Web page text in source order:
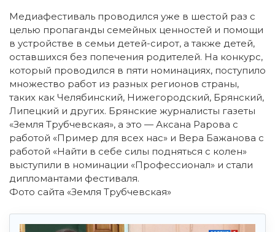
Медиафестиваль проводился уже в шестой раз с
целью пропаганды семейных ценностей и помощи
в устройстве в семьи детей-сирот, а также детей,
оставшихся без попечения родителей. На конкурс,
который проводился в пяти номинациях, поступило
множество работ из разных регионов страны,
таких как Челябинский, Нижегородский, Брянский,
Липецкий и других. Брянские журналисты газеты
«Земля Трубчевская», а это — Аксана Рарова с
работой «Пример для всех нас» и Вера Бажанова с
работой «Найти в себе силы подняться с колен»
выступили в номинации «Профессионал» и стали
дипломантами фестиваля.
Фото сайта «Земля Трубчевская»